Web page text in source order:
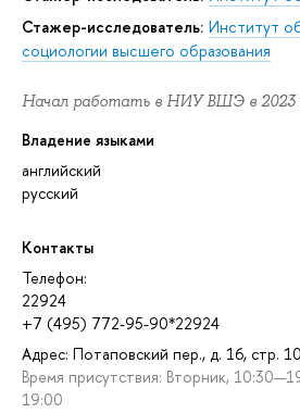
Стажер-исследователь: Институт
социологии высшего образования
Начал работать в НИУ ВШЭ в 2023
Владение языками
английский
русский
Контакты
Телефон:
22924
+7 (495) 772-95-90*22924
Адрес: Потаповский пер., д. 16, стр.
Время присутствия: Вторник,
19:00